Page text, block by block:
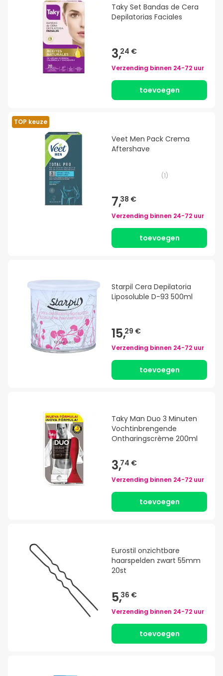
Taky Set Bandas de Cera
Depilatorias Faciales
3,24 €
Verzending binnen 24-72 uur
toevoegen
TOP keuze
Veet Men Pack Crema
Aftershave
(1)
7,38 €
Verzending binnen 24-72 uur
toevoegen
Starpil Cera Depilatoria
Liposoluble D-93 500ml
15,29 €
Verzending binnen 24-72 uur
toevoegen
Taky Man Duo 3 Minuten
Vochtinbrengende
Ontharingscrème 200ml
3,74 €
Verzending binnen 24-72 uur
toevoegen
Eurostil onzichtbare
haarspelden zwart 55mm
20st
5,36 €
Verzending binnen 24-72 uur
toevoegen